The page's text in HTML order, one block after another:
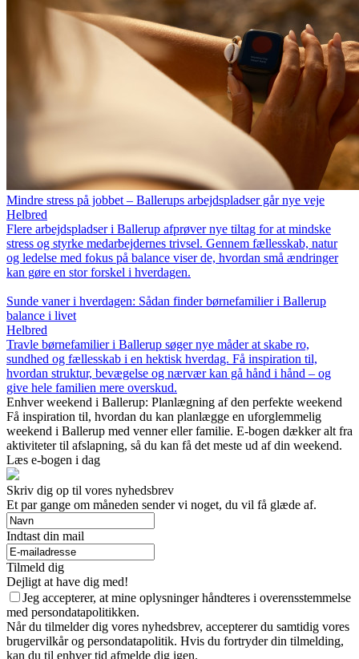
Mindre stress på jobbet – Ballerups arbejdspladser går nye veje
Helbred
Flere arbejdspladser i Ballerup afprøver nye tiltag for at mindske
stress og styrke medarbejdernes trivsel. Gennem fællesskab, natur
og ledelse med fokus på balance viser de, hvordan små ændringer
kan gøre en stor forskel i hverdagen.
Sunde vaner i hverdagen: Sådan finder børnefamilier i Ballerup
balance i livet
Helbred
Travle børnefamilier i Ballerup søger nye måder at skabe ro,
sundhed og fællesskab i en hektisk hverdag. Få inspiration til,
hvordan struktur, bevægelse og nærvær kan gå hånd i hånd – og
give hele familien mere overskud.
Enhver weekend i Ballerup: Planlægning af den perfekte weekend
Få inspiration til, hvordan du kan planlægge en uforglemmelig
weekend i Ballerup med venner eller familie. E-bogen dækker alt fra
aktiviteter til afslapning, så du kan få det meste ud af din weekend.
Læs e-bogen i dag
Skriv dig op til vores nyhedsbrev
Et par gange om måneden sender vi noget, du vil få glæde af.
Indtast din mail
Tilmeld dig
Dejligt at have dig med!
Jeg accepterer, at mine oplysninger håndteres i overensstemmelse
med persondatapolitikken.
Når du tilmelder dig vores nyhedsbrev, accepterer du samtidig vores
brugervilkår og persondatapolitik. Hvis du fortryder din tilmelding,
kan du til enhver tid afmelde dig igen.